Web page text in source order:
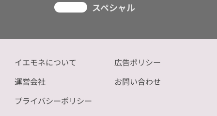
スペシャル
イエモネについて
運営会社
プライバシーポリシー
広告ポリシー
お問い合わせ